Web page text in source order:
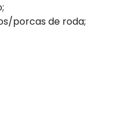
porcas de roda;